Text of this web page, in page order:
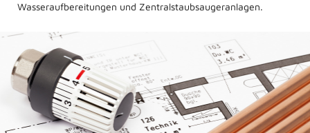
Wasseraufbereitungen und Zentralstaubsaugeranlagen.